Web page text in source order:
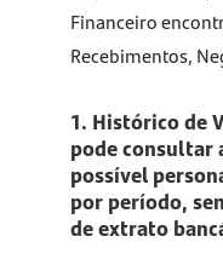
Financeiro
Recebimentos,
1. Histórico de
pode consultar
possível
por período,
de extrato